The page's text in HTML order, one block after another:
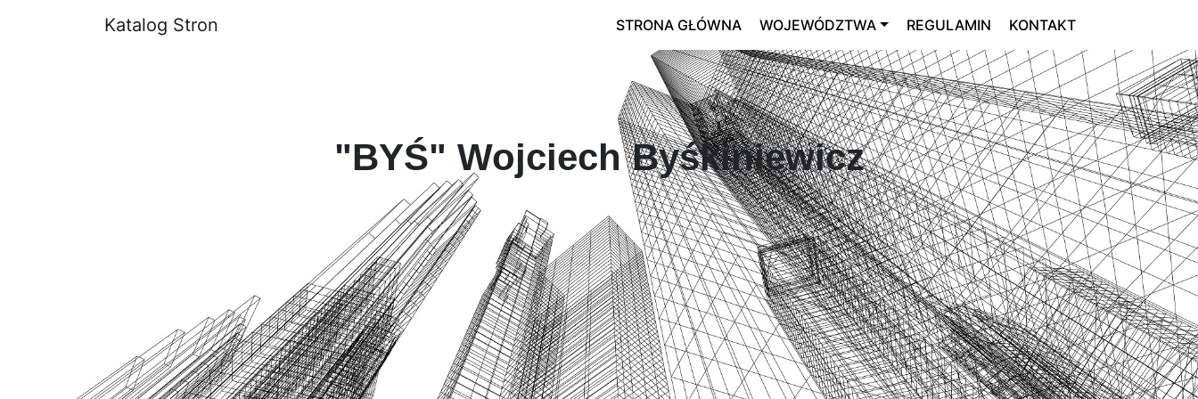
Katalog Stron STRONA GŁÓWNA WOJEWÓDZTWA REGULAMIN KONTAKT
"BYŚ" Wojciech Byśkiniewicz